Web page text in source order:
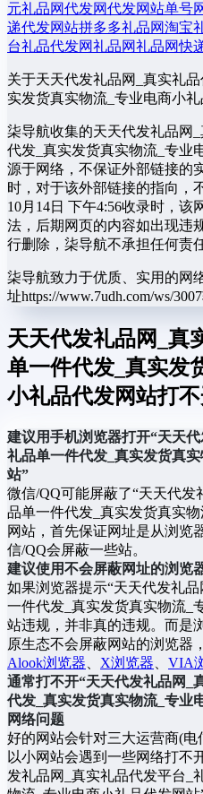
元礼品网代发网代发网站单号
递代发网站拼多多礼品网淘宝
台礼品代发网礼品网礼品网快
关于天天代发礼品网_真实礼
实发货真实物流_专业电商小
柒导航收集的天天代发礼品网
代发_真实发货真实物流_专业
源于网络，不保证外部链接的
时，对于该外部链接的指向，
10月14日 下午4:56收录时，该
法，后期网页的内容如出现违
行删除，柒导航不承担任何责任
柒导航致力于优质、实用的网
址https://www.7udh.com/ws/
天天代发礼品网_真
单一件代发_真实发
小礼品代发网站打
建议用手机浏览器打开“天天代
礼品单一件代发_真实发货真
站”
微信/QQ可能屏蔽了“天天代
品单一件代发_真实发货真实
网站，首先保证网址是从浏览
信/QQ会屏蔽一些站。
建议使用不会屏蔽网址的浏览
如果浏览器提示“天天代发礼
一件代发_真实发货真实物流_
站违规，并非真的违规。而是
原生态不会屏蔽网站的浏览器
Alook浏览器
X浏览器 VIA
通常打不开“天天代发礼品网_
代发_真实发货真实物流_专业
网络问题
好的网站会针对三大运营商(
以小网站会遇到一些网络打不
发礼品网_真实礼品代发平台_